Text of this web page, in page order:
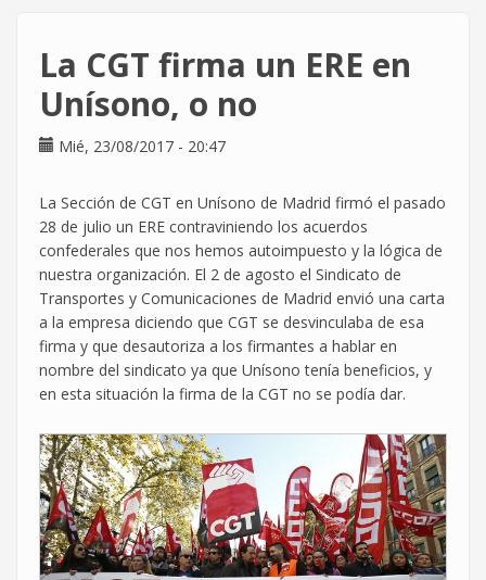
saber
el
La CGT firma un ERE en
Unísono, o no
Mié, 23/08/2017 - 20:47
La Sección de CGT en Unísono de Madrid firmó el pasado
28 de julio un ERE contraviniendo los acuerdos
confederales que nos hemos autoimpuesto y la lógica de
nuestra organización. El 2 de agosto el Sindicato de
Transportes y Comunicaciones de Madrid envió una carta
a la empresa diciendo que CGT se desvinculaba de esa
firma y que desautoriza a los firmantes a hablar en
nombre del sindicato ya que Unísono tenía beneficios, y
en esta situación la firma de la CGT no se podía dar.